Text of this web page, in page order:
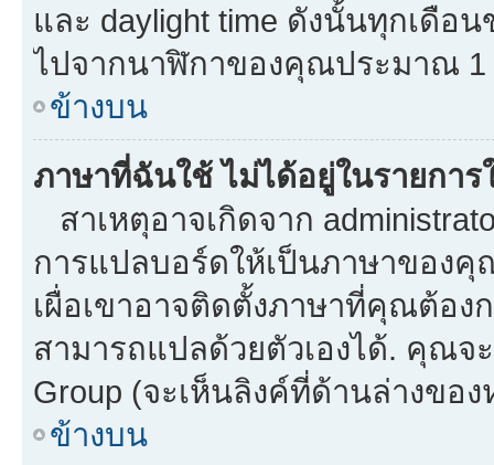
และ daylight time ดังนั้นทุกเดือ
ไปจากนาฬิกาของคุณประมาณ 1
ข้างบน
ภาษาที่ฉันใช้ ไม่ได้อยู่ในรายการ
สาเหตุอาจเกิดจาก
การแปลบอร์ดให้เป็นภาษาของคุ
เผื่อเขาอาจติดตั้งภาษาที่คุณต้อ
สามารถแปลด้วยตัวเองได้. คุณจ
Group (จะเห็นลิงค์ที่ด้านล่างของ
ข้างบน